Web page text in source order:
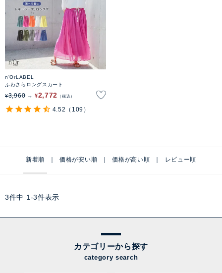
n'OrLABEL
ふわさらロングスカート
¥3,960 ¥2,772 税込
4.52 （109）
新着順 価格が安い順 価格が高い順 レビュー順
3件中 1 -3件表示
カテゴリーから探す
category search